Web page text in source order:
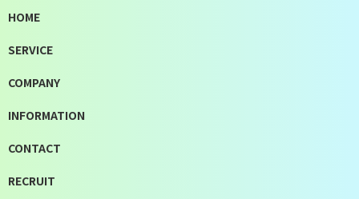
HOME
SERVICE
COMPANY
INFORMATION
CONTACT
RECRUIT